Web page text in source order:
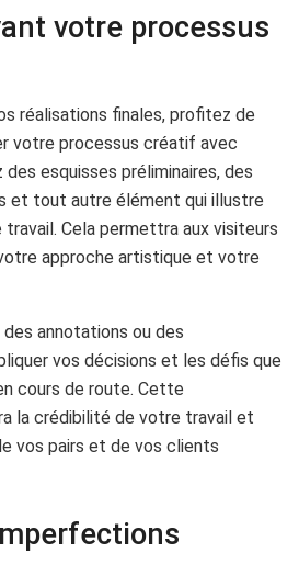
votre processus
réalisations finales, profitez de
votre processus créatif avec
esquisses préliminaires, des
et tout autre élément qui illustre
Cela permettra aux visiteurs
approche artistique et votre
des annotations ou des
vos décisions et les défis que
cours de route. Cette
la crédibilité de votre travail et
vos pairs et de vos clients